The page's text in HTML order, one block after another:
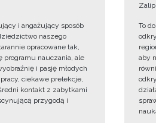
i angażujący sposób
naszego
opracowane tak,
programu nauczania, ale
i pasję młodych
ciekawe prelekcje,
kontakt z zabytkami
przygodą i
To
aby